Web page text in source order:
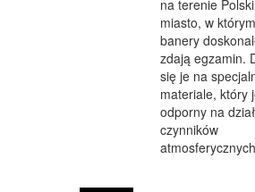
SERWIS
OPIEKA
INNE USŁUGI
KURIER,
na terenie
miasto, w którym
banery
zdają egzamin.
się je na
materiale, który
odporny na
czynników